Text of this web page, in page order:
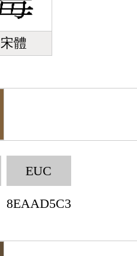
宋體
EUC
8EAAD5C3